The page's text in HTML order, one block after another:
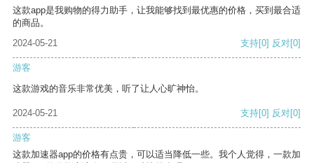
这款app是我购物的得力助手，让我能够找到最优惠的价格，买到最合适
的商品。
2024-05-21
支持[0] 反对[0]
游客
这款游戏的音乐非常优美，听了让人心旷神怡。
2024-05-21 支持[0] 反对[0]
游客
这款加速器app的价格有点贵，可以适当降低一些。我个人觉得，一款加